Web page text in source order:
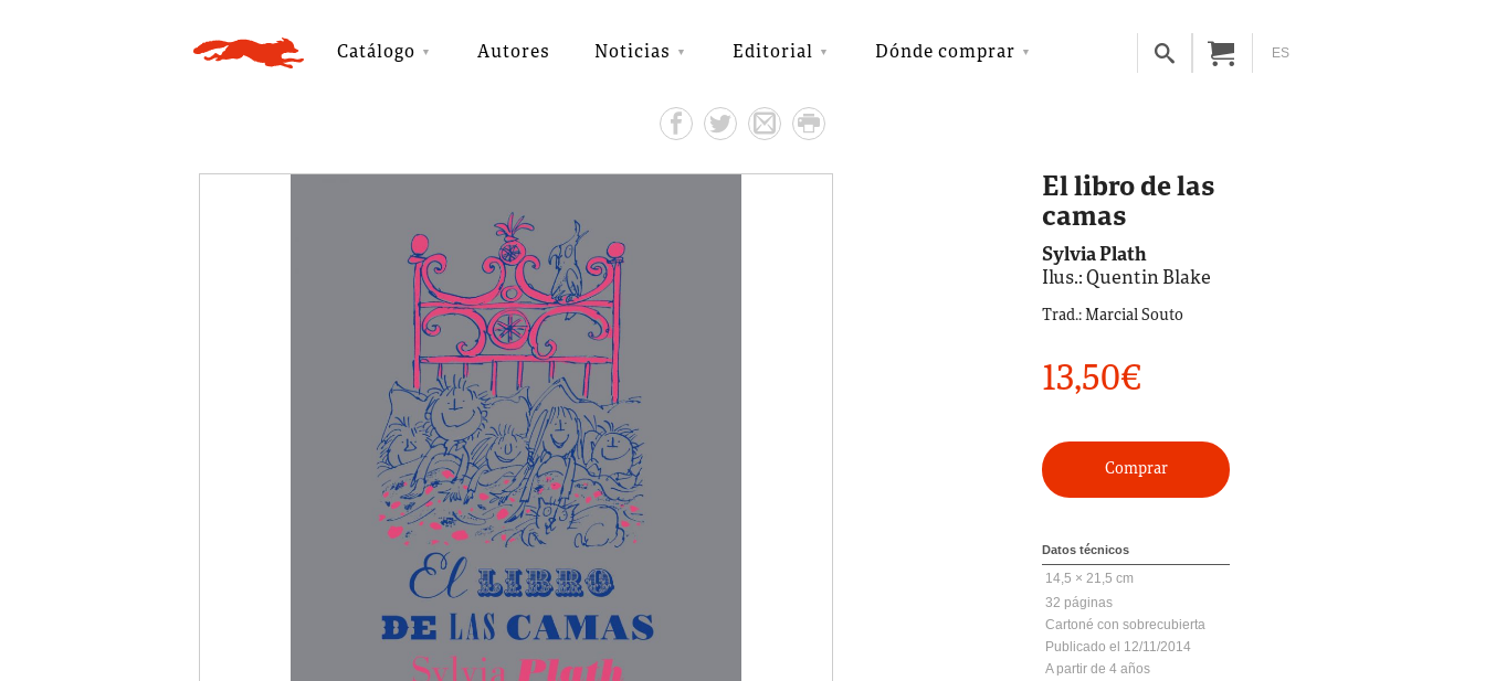
Catálogo Autores Noticias Editorial Dónde comprar ES
El libro de las
camas
Sylvia Plath
Ilus.: Quentin Blake
Trad.: Marcial Souto
13,50€
Comprar
Datos técnicos
14,5 × 21,5 cm
32
Cartoné con sobrecubierta
12/11/2014
4